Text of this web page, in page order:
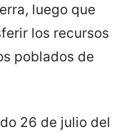
luego que
los recursos
poblados de
26 de julio del